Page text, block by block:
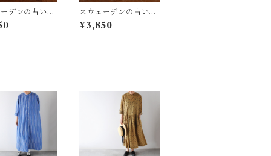
デンの古いハ
ークロス (グ
⑦
スウェーデンの古いハ
ーダンガークロス
¥3,850